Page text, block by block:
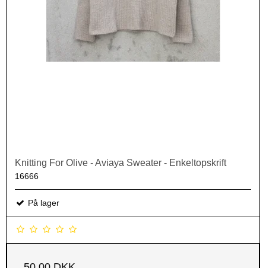
Knitting For Olive - Aviaya Sweater - Enkeltopskrift
16666
På lager